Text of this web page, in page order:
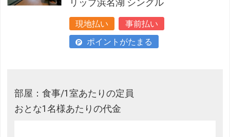
リップ浜名湖 シングル
現地払い
事前払い
ポイントがたまる
部屋：食事/1室あたりの定員
おとな1名様あたりの代金